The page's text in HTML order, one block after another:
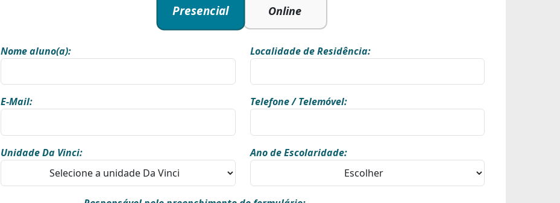
Presencial Online
Nome aluno(a): Localidade de Residência:
E-Mail: Telefone / Telemóvel:
Unidade Da Vinci: Ano de Escolaridade: